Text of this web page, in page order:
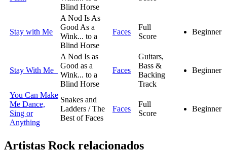
Blind Horse
Stay with Me
A Nod Is As
Good As a
Wink... to a
Blind Horse
Faces
Full
Score
Beginner
Stay With Me
A Nod Is as
Good as a
Wink... to a
Blind Horse
Faces
Guitars,
Bass &
Backing
Track
Beginner
You Can Make
Me Dance,
Sing or
Anything
Snakes and
Ladders / The
Best of Faces
Faces
Full
Score
Beginner
Artistas Rockrelacionados